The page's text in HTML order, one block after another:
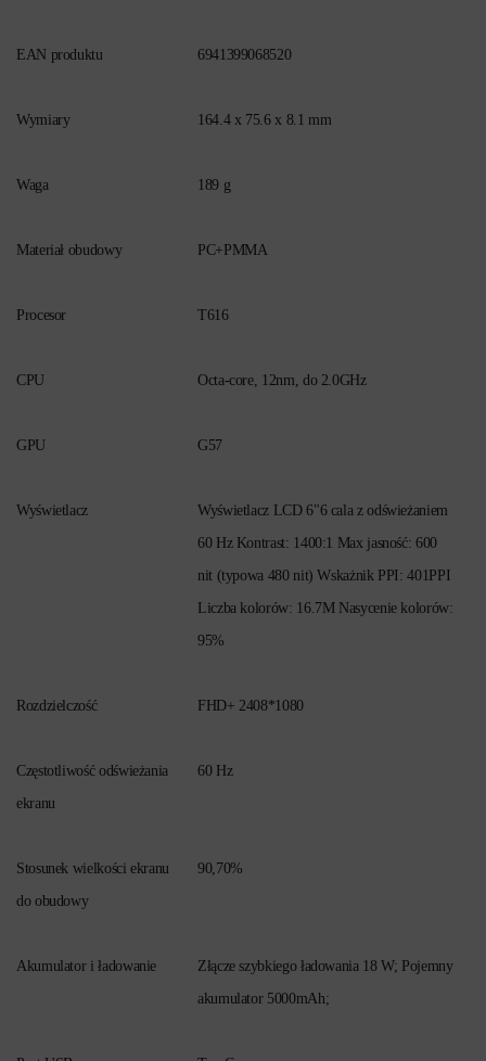
EAN produktu 6941399068520
Wymiary 164.4 x 75.6 x 8.1 mm
Waga 189 g
Materiał obudowy PC+PMMA
Procesor T616
CPU Octa-core, 12nm, do 2.0GHz
GPU G57
Wyświetlacz
Wyświetlacz LCD 6"6 cala z odświeżaniem
60 Hz Kontrast: 1400:1 Max jasność: 600
nit (typowa 480 nit) Wskażnik PPI: 401PPI
Liczba kolorów: 16.7M Nasycenie kolorów:
95%
Rozdzielczość FHD+ 2408*1080
Częstotliwość odświeżania
ekranu
60 Hz
Stosunek wielkości ekranu
do obudowy
90,70%
Akumulator i ładowanie
Złącze szybkiego ładowania 18 W; Pojemny
akumulator 5000mAh;